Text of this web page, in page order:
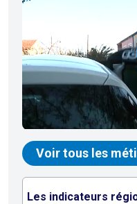
Voir tous les
Les indicateurs